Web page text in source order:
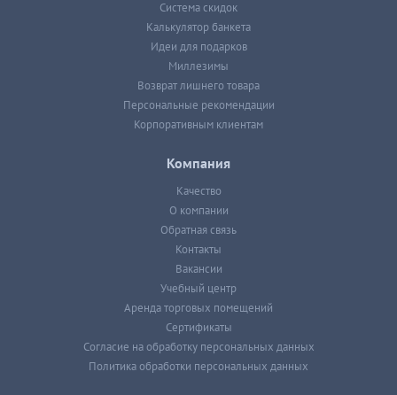
Система скидок
Калькулятор банкета
Идеи для подарков
Миллезимы
Возврат лишнего товара
Персональные рекомендации
Корпоративным клиентам
Компания
Качество
О компании
Обратная связь
Контакты
Вакансии
Учебный центр
Аренда торговых помещений
Сертификаты
Согласие на обработку персональных данных
Политика обработки персональных данных